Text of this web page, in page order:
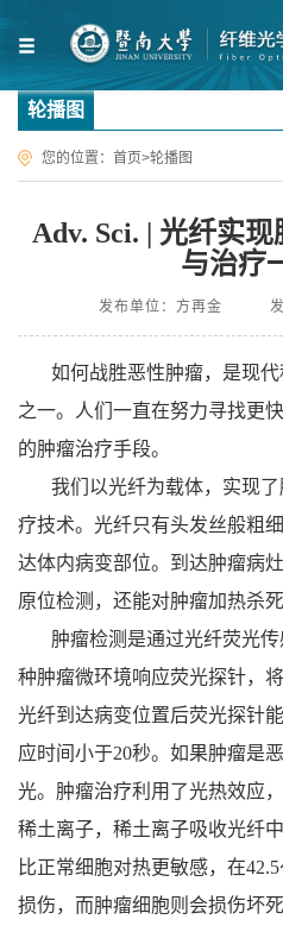
轮播图
您的位置： 首页>轮播图
Adv. Sci. | 光纤实
与治疗
发布单位：方再金
如何战胜恶性肿瘤，是现
之一。人们一直在努力寻找更
的肿瘤治疗手段。
我们以光纤为载体，实现
疗技术。光纤只有头发丝般粗
达体内病变部位。到达肿瘤病
原位检测，还能对肿瘤加热杀死
肿瘤检测是通过光纤荧光
种肿瘤微环境响应荧光探针，
光纤到达病变位置后荧光探针
应时间小于20秒。如果肿瘤是
光。肿瘤治疗利用了光热效应
稀土离子，稀土离子吸收光纤
比正常细胞对热更敏感，在42.5
损伤，而肿瘤细胞则会损伤坏